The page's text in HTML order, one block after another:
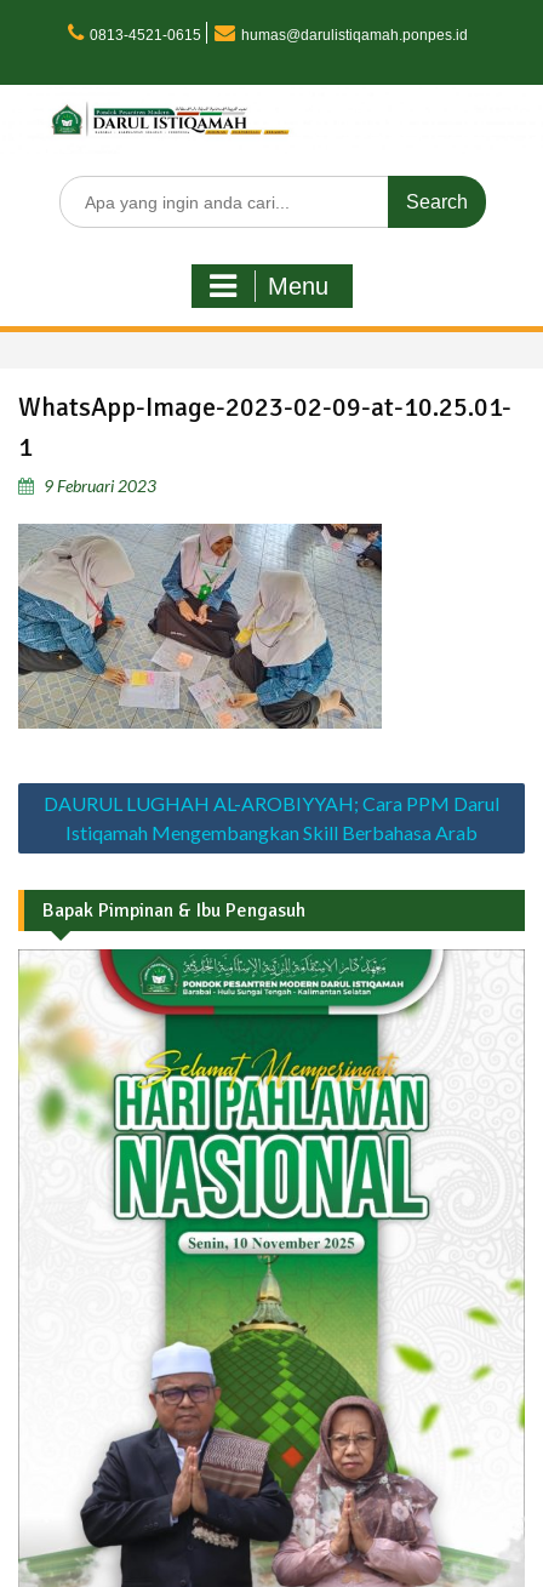
0813-4521-0615 humas@darulistiqamah.ponpes.id
Search
for:
Menu
WhatsApp-Image-2023-02-09-at-10.25.01-
1
9 Februari 2023
Navigasi
DAURUL LUGHAH AL-AROBIYYAH; Cara PPM Darul
Istiqamah Mengembangkan Skill Berbahasa Arab
Bapak Pimpinan & Ibu Pengasuh